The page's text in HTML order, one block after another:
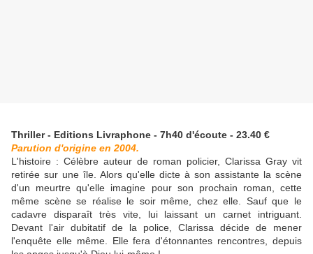
Thriller - Editions Livraphone - 7h40 d'écoute - 23.40 €
Parution d'origine en 2004.
L'histoire : Célèbre auteur de roman policier, Clarissa Gray vit
retirée sur une île. Alors qu'elle dicte à son assistante la scène
d'un meurtre qu'elle imagine pour son prochain roman, cette
même scène se réalise le soir même, chez elle. Sauf que le
cadavre disparaît très vite, lui laissant un carnet intriguant.
Devant l'air dubitatif de la police, Clarissa décide de mener
l'enquête elle même. Elle fera d'étonnantes rencontres, depuis